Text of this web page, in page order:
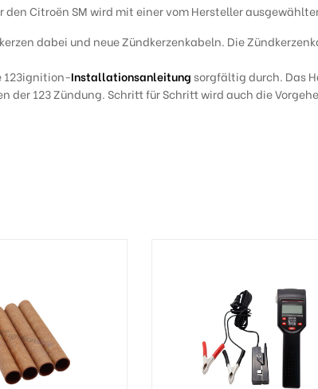
den Citroën SM wird mit einer vom Hersteller
dabei und neue Zündkerzenkabeln. Die
123ignition-Installationsanleitung sorgfältig durch. Das
der 123 Zündung. Schritt für Schritt wird auch die